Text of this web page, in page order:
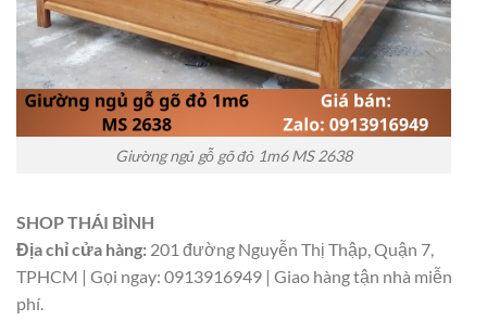
Giường ngủ gỗ gõ đỏ 1m6 MS 2638
SHOP THÁI BÌNH
Địa chỉ cửa hàng: 201 đường Nguyễn Thị Thập, Quận 7,
TPHCM | Gọi ngay: 0913916949 | Giao hàng tận nhà miễn
phí.